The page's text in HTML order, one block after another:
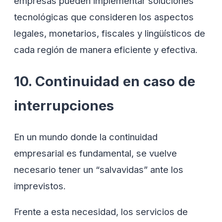
tecnológicas que consideren los aspectos
legales, monetarios, fiscales y lingüísticos de
cada región de manera eficiente y efectiva.
10. Continuidad en caso de
interrupciones
En un mundo donde la continuidad
empresarial es fundamental, se vuelve
necesario tener un “salvavidas” ante los
imprevistos.
Frente a esta necesidad, los servicios de